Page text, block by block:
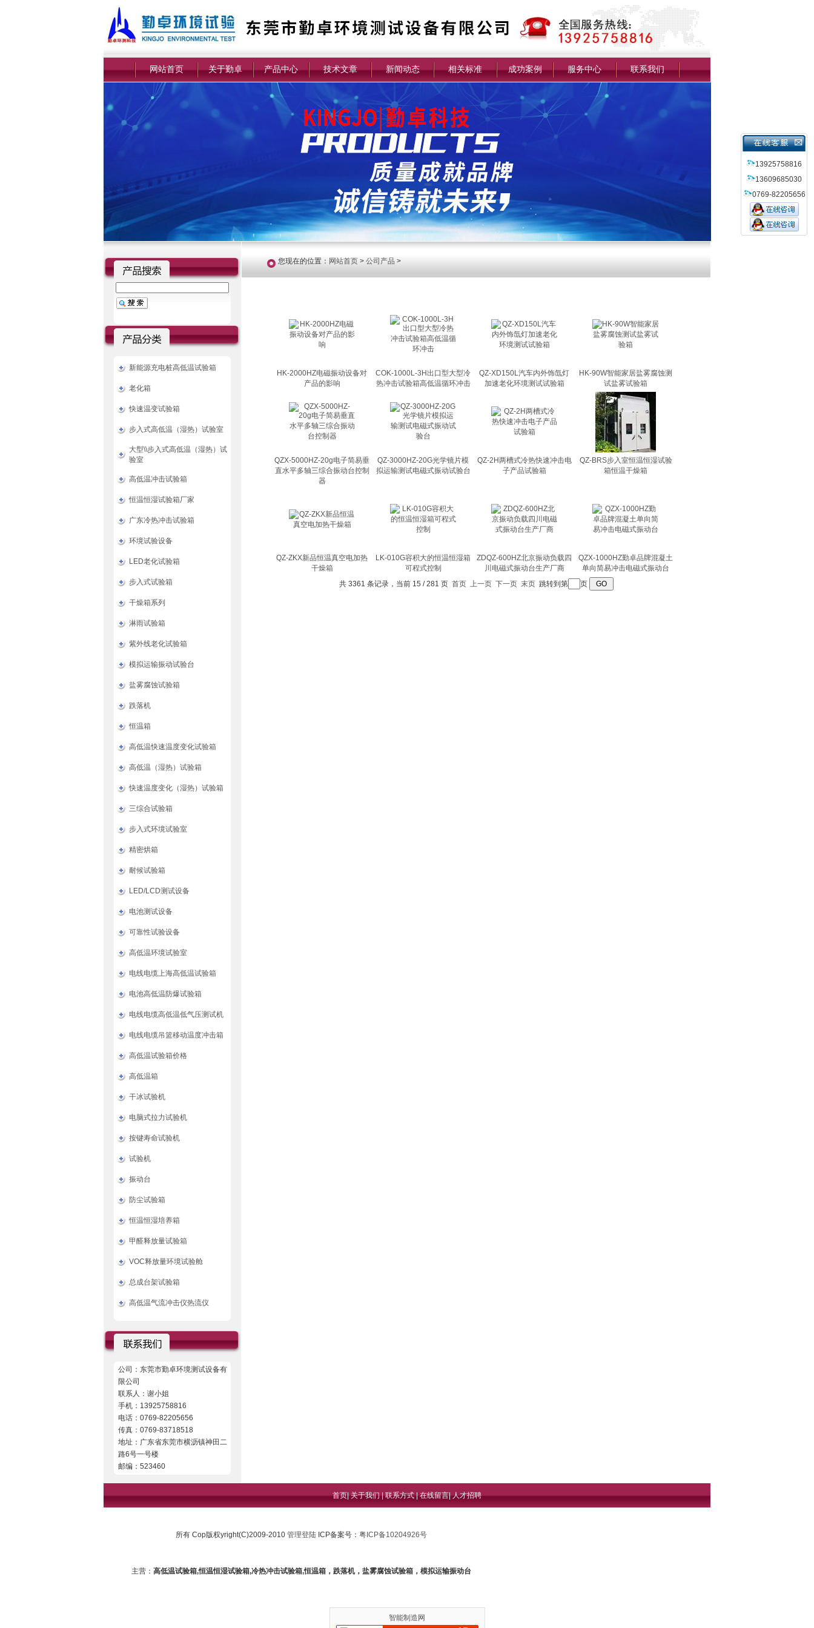
网站首页 关于勤卓 产品中心 技术文章 新闻动态 相关标准 成功案例 服务中心 联系我们
13925758816
13609685030
0769-82205656
新能源充电桩高低温试验箱
老化箱
快速温变试验箱
步入式高低温（湿热）试验室
大型\\步入式高低温（湿热）试
验室
高低温冲击试验箱
恒温恒湿试验箱厂家
广东冷热冲击试验箱
环境试验设备
LED老化试验箱
步入式试验箱
干燥箱系列
淋雨试验箱
紫外线老化试验箱
模拟运输振动试验台
盐雾腐蚀试验箱
跌落机
恒温箱
高低温快速温度变化试验箱
高低温（湿热）试验箱
快速温度变化（湿热）试验箱
三综合试验箱
步入式环境试验室
精密烘箱
耐候试验箱
LED/LCD测试设备
电池测试设备
可靠性试验设备
高低温环境试验室
电线电缆上海高低温试验箱
电池高低温防爆试验箱
电线电缆高低温低气压测试机
电线电缆吊篮移动温度冲击箱
高低温试验箱价格
高低温箱
干冰试验机
电脑式拉力试验机
按键寿命试验机
试验机
振动台
防尘试验箱
恒温恒湿培养箱
甲醛释放量试验箱
VOC释放量环境试验舱
总成台架试验箱
高低温气流冲击仪热流仪
公司：东莞市勤卓环境测试设备有
限公司
联系人：谢小姐
手机：13925758816
电话：0769-82205656
传真：0769-83718518
地址：广东省东莞市横沥镇神田二
路6号一号楼
邮编：523460
您现在的位置： 网站首页 > 公司产品 >
HK-2000HZ电磁振动设备对
产品的影响
COK-1000L-3H出口型大型冷
热冲击试验箱高低温循环冲击
QZ-XD150L汽车内外饰氙灯
加速老化环境测试试验箱
HK-90W智能家居盐雾腐蚀测
试盐雾试验箱
QZX-5000HZ-20g电子简易垂
直水平多轴三综合振动台控制
器
QZ-3000HZ-20G光学镜片模
拟运输测试电磁式振动试验台
QZ-2H两槽式冷热快速冲击电
子产品试验箱
QZ-BRS步入室恒温恒湿试验
箱恒温干燥箱
QZ-ZKX新品恒温真空电加热
干燥箱
LK-010G容积大的恒温恒湿箱
可程式控制
ZDQZ-600HZ北京振动负载四
川电磁式振动台生产厂商
QZX-1000HZ勤卓品牌混凝土
单向简易冲击电磁式振动台
共 3361 条记录，当前 15 / 281 页 首页 上一页 下一页 末页跳转到第 页
首页|关于我们|联系方式|在线留言|人才招聘
所有 Cop版权yright(C)2009-2010 管理登陆ICP备案号： 粤ICP备10204926号
主营： 高低温试验箱,恒温恒湿试验箱,冷热冲击试验箱,恒温箱，跌落机，盐雾腐蚀试验箱，模拟运输振动台
智能制造网